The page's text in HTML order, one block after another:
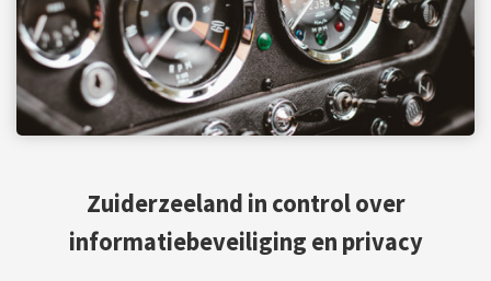
Zuiderzeeland in control over
informatiebeveiliging en privacy